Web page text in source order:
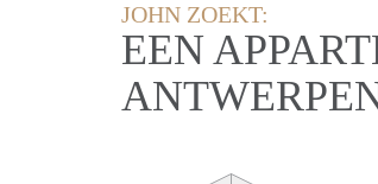
JOHN ZOEKT:
EEN